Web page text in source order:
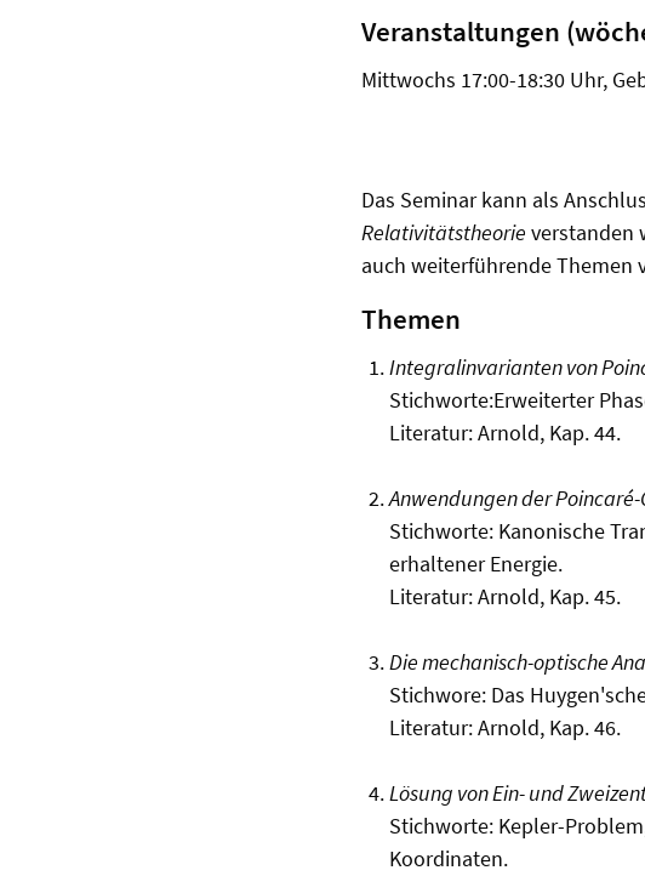
Veranstaltungen
Mittwochs 17:00-18:30 Uhr,
Das Seminar kann als
Relativitätstheorie verstanden
auch weiterführende Themen
Themen
Integralinvarianten von
Stichworte:Erweiterter
Literatur: Arnold, Kap. 44.
Anwendungen der
Stichworte: Kanonische
erhaltener Energie.
Literatur: Arnold, Kap. 45.
Die mechanisch-optische
Stichwore: Das
Literatur: Arnold, Kap. 46.
Lösung von Ein- und
Stichworte: Kepler-
Koordinaten.